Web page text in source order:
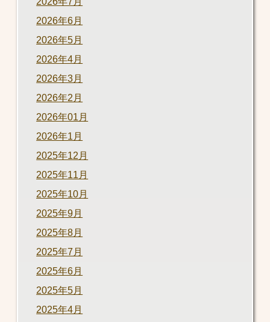
2026年6月
2026年5月
2026年4月
2026年3月
2026年2月
2026年01月
2026年1月
2025年12月
2025年11月
2025年10月
2025年9月
2025年8月
2025年7月
2025年6月
2025年5月
2025年4月